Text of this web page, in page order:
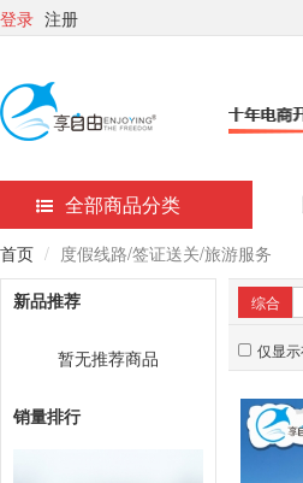
登录 注册
全部商品分类
首页
度假线路/签证送关/旅游服务
新品推荐
暂无推荐商品
销量排行
综合
仅显